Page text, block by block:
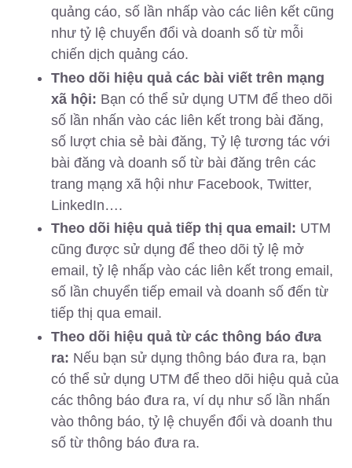
quảng cáo, số lần nhấp vào các liên kết cũng
như tỷ lệ chuyển đổi và doanh số từ mỗi
chiến dịch quảng cáo.
Theo dõi hiệu quả các bài viết trên mạng
xã hội: Bạn có thể sử dụng UTM để theo dõi
số lần nhấn vào các liên kết trong bài đăng,
số lượt chia sẻ bài đăng, Tỷ lệ tương tác với
bài đăng và doanh số từ bài đăng trên các
trang mạng xã hội như Facebook, Twitter,
LinkedIn….
Theo dõi hiệu quả tiếp thị qua email: UTM
cũng được sử dụng để theo dõi tỷ lệ mở
email, tỷ lệ nhấp vào các liên kết trong email,
số lần chuyển tiếp email và doanh số đến từ
tiếp thị qua email.
Theo dõi hiệu quả từ các thông báo đưa
ra: Nếu bạn sử dụng thông báo đưa ra, bạn
có thể sử dụng UTM để theo dõi hiệu quả của
các thông báo đưa ra, ví dụ như số lần nhấn
vào thông báo, tỷ lệ chuyển đổi và doanh thu
số từ thông báo đưa ra.